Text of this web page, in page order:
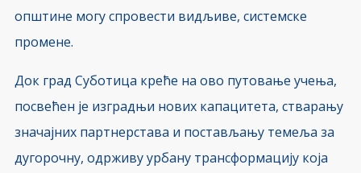
општине могу спровести видљиве, системске
промене.
Док град Суботица креће на ово путовање учења,
посвећен је изградњи нових капацитета, стварању
значајних партнерстава и постављању темеља за
дугорочну, одрживу урбану трансформацију која